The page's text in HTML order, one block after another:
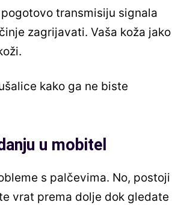
transmisiju signala
zagrijavati. Vaša koža jako
kako ga ne biste
u mobitel
s palčevima. No, postoji
vrat prema dolje dok gledate